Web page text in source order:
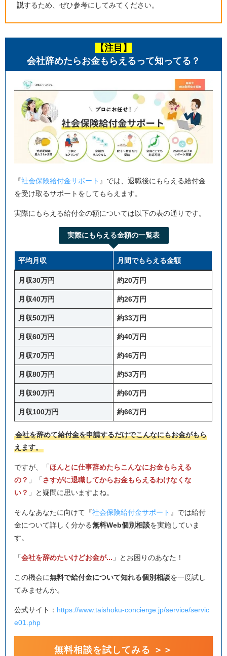
説するため、ぜひ参考にしてみてください。
【注目】
会社辞めたらお金もらえるって知ってる？
『社会保険給付金サポート 』では、退職後にもらえる給付金
を受け取るサポートをしてもらえます。
実際にもらえる給付金の額については以下の表の通りです。
実際にもらえる金額の一覧表
平均月収 月間でもらえる金額
月収30万円 約20万円
月収40万円 約26万円
月収50万円 約33万円
月収60万円 約40万円
月収70万円 約46万円
月収80万円 約53万円
月収90万円 約60万円
月収100万円 約66万円
会社を辞めて給付金を申請するだけでこんなにもお金がもら
えます。
ですが、「ほんとに仕事辞めたらこんなにお金もらえる
の？ 」「さすがに退職してからお金もらえるわけなくな
い？ 」と疑問に思いますよね。
そんなあなたに向けて『社会保険給付金サポート 』では給付
金について詳しく分かる無料Web個別相談を実施していま
す。
「会社を辞めたいけどお金が... 」とお困りのあなた！
この機会に無料で給付金について知れる個別相談を一度試し
てみませんか。
公式サイト： https://www.taishoku-concierge.jp/service/servic
e01.php
無料相談を試してみる ＞＞